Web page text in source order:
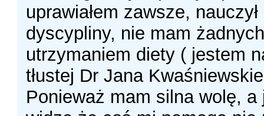
uprawiałem zawsze,
dyscypliny, nie mam
utrzymaniem diety ( jestem
tłustej Dr Jana
Ponieważ mam silna wolę, a